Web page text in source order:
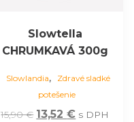
Slowtella
CHRUMKAVÁ 300g
Slowlandia,
Zdravé sladké
potešenie
15,90€ Pôvodná
13,52€Aktuálna
s DPH